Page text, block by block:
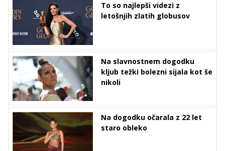
To so najlepši videzi z
letošnjih zlatih globusov
Na slavnostnem dogodku
kljub težki bolezni sijala kot še
nikoli
Na dogodku očarala z 22 let
staro obleko